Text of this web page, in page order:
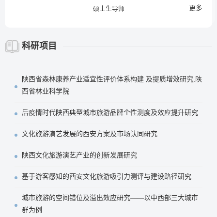
硕士生导师 更多
科研项目
陕西省森林康养产业适宜性评价体系构建 及提质增效研究,陕
西省林业科学院
后疫情时代陕西典型城市旅游品牌个性测度及效应提升研究
文化旅游演艺发展的西安方案及市场认同研究
陕西文化旅游演艺产业的创新发展研究
基于游客感知的西安文化旅游吸引力测评与建设路径研究
城市旅游的空间错位及溢出效应研究——以中西部三大城市
群为例